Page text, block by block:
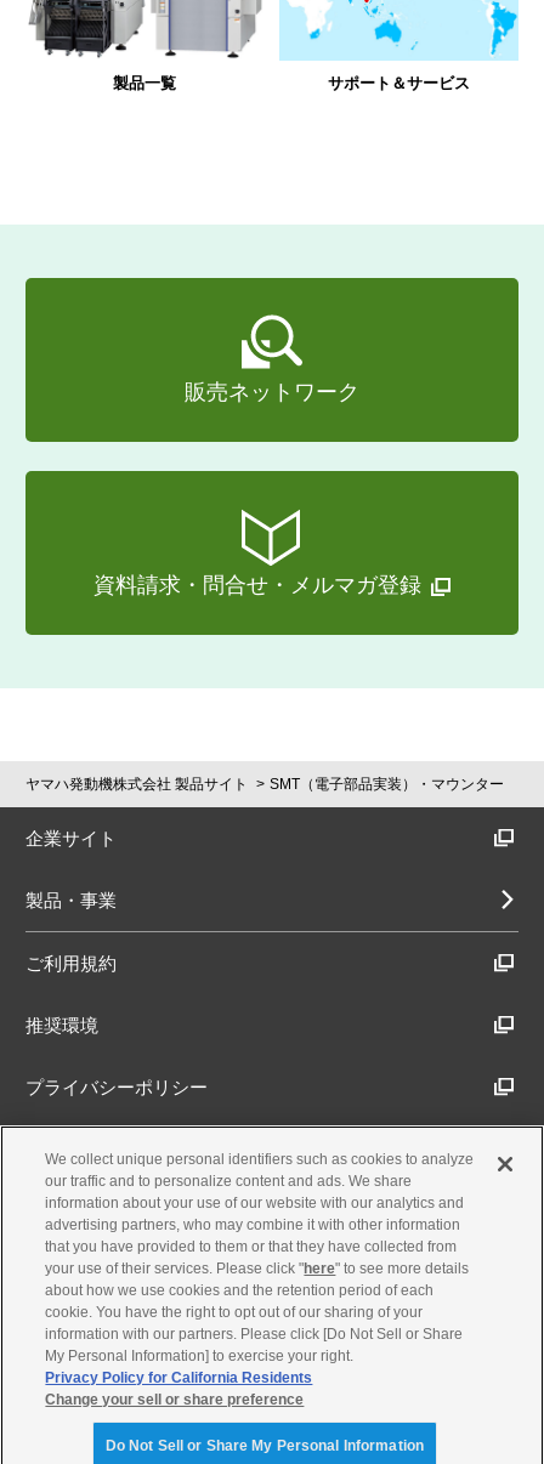
製品一覧 サポート＆サービス
販売ネットワーク
資料請求・問合せ・メルマガ登録
ヤマハ発動機株式会社 製品サイト SMT（電子部品実装）・マウンター
企業サイト
製品・事業
ご利用規約
推奨環境
プライバシーポリシー
Cookieポリシー
アクセシビリティ方針
古物営業法に基づく表示
製品・事業のお問合せ
We collect unique personal identifiers such as cookies to analyze
our traffic and to personalize content and ads. We share
information about your use of our website with our analytics and
advertising partners, who may combine it with other information
that you have provided to them or that they have collected from
your use of their services. Please click "here" to see more details
about how we use cookies and the retention period of each
cookie. You have the right to opt out of our sharing of your
information with our partners. Please click [Do Not Sell or Share
My Personal Information] to exercise your right.
Privacy Policy for California Residents
Change your sell or share preference
Do Not Sell or Share My Personal Information